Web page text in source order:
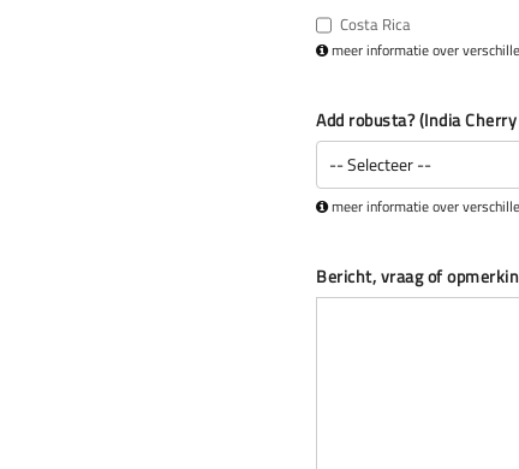
Costa Rica
meer informatie over
Add robusta? (India
meer informatie over
Bericht, vraag of